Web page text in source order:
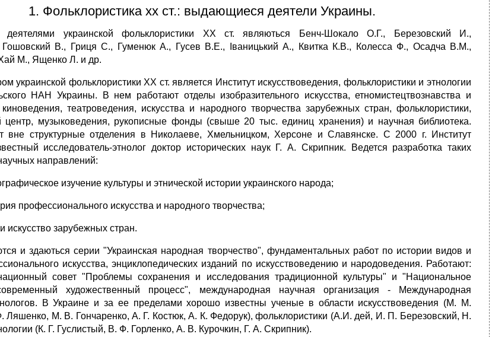
1. Фольклористика хх ст.: выдающиеся деятели Украины.
украинской фольклористики ХХ ст. являються Бенч-Шокало О.Г., Березовский И.,
Гошовский В., Гриця С., Гуменюк А., Гусев В.Е., Іваницький А., Квитка К.В., Колесса Ф., Осадча В.М.,
М., Ященко Л. и др.
украинской фольклористики ХХ ст. является Институт искусствоведения, фольклористики и этнологии
НАН Украины. В нем работают отделы изобразительного искусства, етномистецтвознавства и
киноведения, театроведения, искусства и народного творчества зарубежных стран, фольклористики,
центр, музыковедения, рукописные фонды (свыше 20 тыс. единиц хранения) и научная библиотека.
вне структурные отделения в Николаеве, Хмельницком, Херсоне и Славянске. С 2000 г. Институт
исследователь-этнолог доктор исторических наук Г. А. Скрипник. Ведется разработка таких
направлений:
изучение культуры и этнической истории украинского народа;
профессионального искусства и народного творчества;
искусство зарубежных стран.
и здаються серии "Украинская народная творчество", фундаментальных работ по истории видов и
искусства, энциклопедических изданий по искусствоведению и народоведения. Работают:
совет "Проблемы сохранения и исследования традиционной культуры" и "Национальное
художественный процесс", международная научная организация - Международная
В Украине и за ее пределами хорошо известны ученые в области искусствоведения (М. М.
Ляшенко, М. В. Гончаренко, А. Г. Костюк, А. К. Федорук), фольклористики (А.И. дей, И. П. Березовский, Н.
(К. Г. Гуслистый, В. Ф. Горленко, А. В. Курочкин, Г. А. Скрипник).